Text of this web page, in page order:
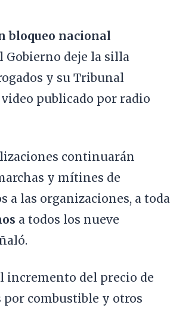
bloqueo nacional
Gobierno deje la silla
y su Tribunal
publicado por radio
continuarán
y mítines de
a las organizaciones, a toda
a todos los nueve
incremento del precio de
por combustible y otros